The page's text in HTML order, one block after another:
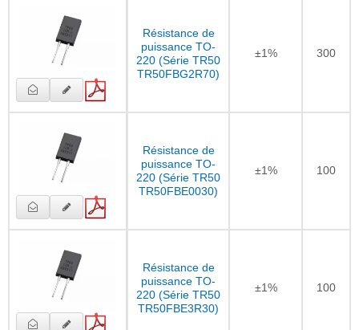
Résistance de
puissance TO-
220 (Série TR50
TR50FBG2R70)
±1% 300
Résistance de
puissance TO-
220 (Série TR50
TR50FBE0030)
±1% 100
Résistance de
puissance TO-
220 (Série TR50
TR50FBE3R30)
±1% 100